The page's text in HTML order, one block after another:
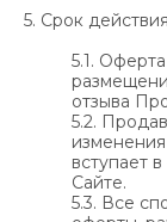
5. Срок
5.1.
отзыва
5.2.
вступает
Сайте.
5.3. Все